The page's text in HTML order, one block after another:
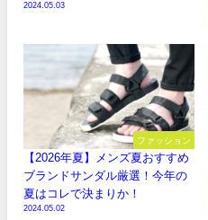
2024.05.03
ファッション
【2026年夏】メンズ夏おすすめ
ブランドサンダル厳選！今年の
夏はコレで決まりか！
2024.05.02